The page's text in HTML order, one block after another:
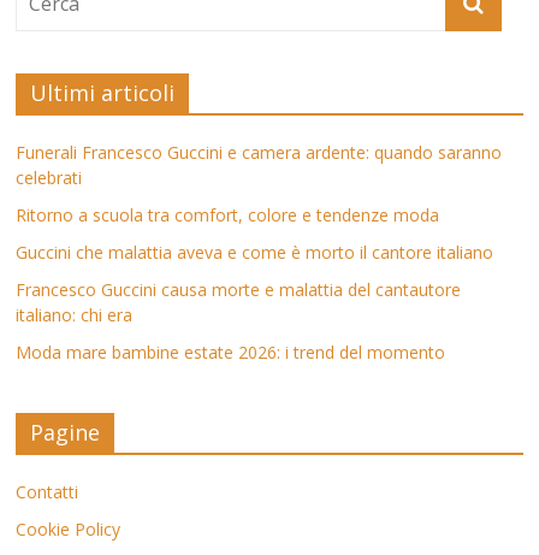
Ultimi articoli
Funerali Francesco Guccini e camera ardente: quando saranno
celebrati
Ritorno a scuola tra comfort, colore e tendenze moda
Guccini che malattia aveva e come è morto il cantore italiano
Francesco Guccini causa morte e malattia del cantautore
italiano: chi era
Moda mare bambine estate 2026: i trend del momento
Pagine
Contatti
Cookie Policy